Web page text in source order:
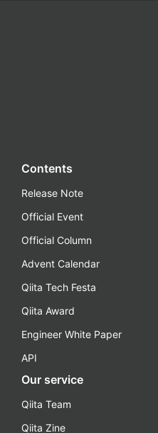
Contents
Release Note
Official Event
Official Column
Advent Calendar
Qiita Tech Festa
Qiita Award
Engineer White Paper
API
Our service
Qiita Team
Qiita Zine